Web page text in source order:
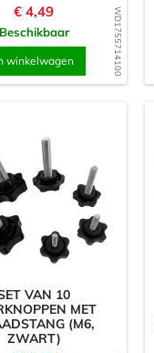
WD1755714100
Prijs
€ 4,49
Beschikbaar
winkelwagen
VAN 10
MET
(M6,
ZWART)